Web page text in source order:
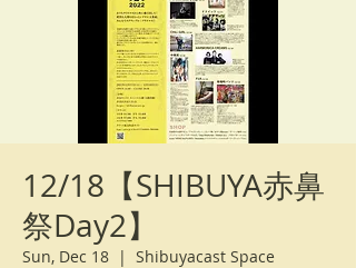
12/18【SHIBUYA赤鼻
祭Day2】
Sun, Dec 18
  |
Shibuyacast Space